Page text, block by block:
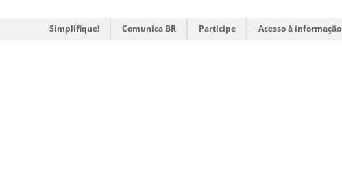
Simplifique! Comunica BR Participe Acesso à informação